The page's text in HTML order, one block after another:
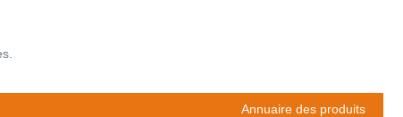
Annuaire des produits